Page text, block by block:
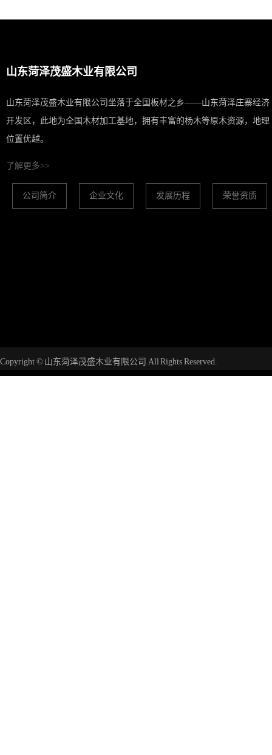
山东菏泽茂盛木业有限公司
山东菏泽茂盛木业有限公司坐落于全国板材之乡——山东菏泽庄寨经济
开发区，此地为全国木材加工基地，拥有丰富的杨木等原木资源，地理
位置优越。
了解更多>>
公司简介 企业文化 发展历程 荣誉资质
Copyright © 山东菏泽茂盛木业有限公司 All Rights Reserved.